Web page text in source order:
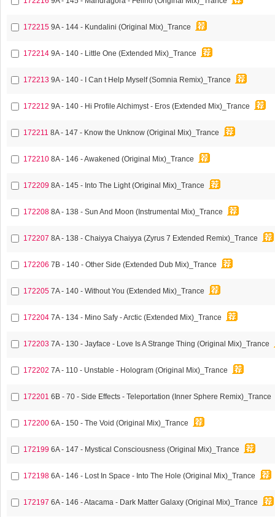
172215 9A - 144 - Kundalini (Original Mix)_Trance
172214 9A - 140 - Little One (Extended Mix)_Trance
172213 9A - 140 - I Can t Help Myself (Somnia Remix)_Trance
172212 9A - 140 - Hi Profile Alchimyst - Eros (Extended Mix)_Trance
172211 8A - 147 - Know the Unknow (Original Mix)_Trance
172210 8A - 146 - Awakened (Original Mix)_Trance
172209 8A - 145 - Into The Light (Original Mix)_Trance
172208 8A - 138 - Sun And Moon (Instrumental Mix)_Trance
172207 8A - 138 - Chaiyya Chaiyya (Zyrus 7 Extended Remix)_Trance
172206 7B - 140 - Other Side (Extended Dub Mix)_Trance
172205 7A - 140 - Without You (Extended Mix)_Trance
172204 7A - 134 - Mino Safy - Arctic (Extended Mix)_Trance
172203 7A - 130 - Jayface - Love Is A Strange Thing (Original Mix)_Trance
172202 7A - 110 - Unstable - Hologram (Original Mix)_Trance
172201 6B - 70 - Side Effects - Teleportation (Inner Sphere Remix)_Trance
172200 6A - 150 - The Void (Original Mix)_Trance
172199 6A - 147 - Mystical Consciousness (Original Mix)_Trance
172198 6A - 146 - Lost In Space - Into The Hole (Original Mix)_Trance
172197 6A - 146 - Atacama - Dark Matter Galaxy (Original Mix)_Trance